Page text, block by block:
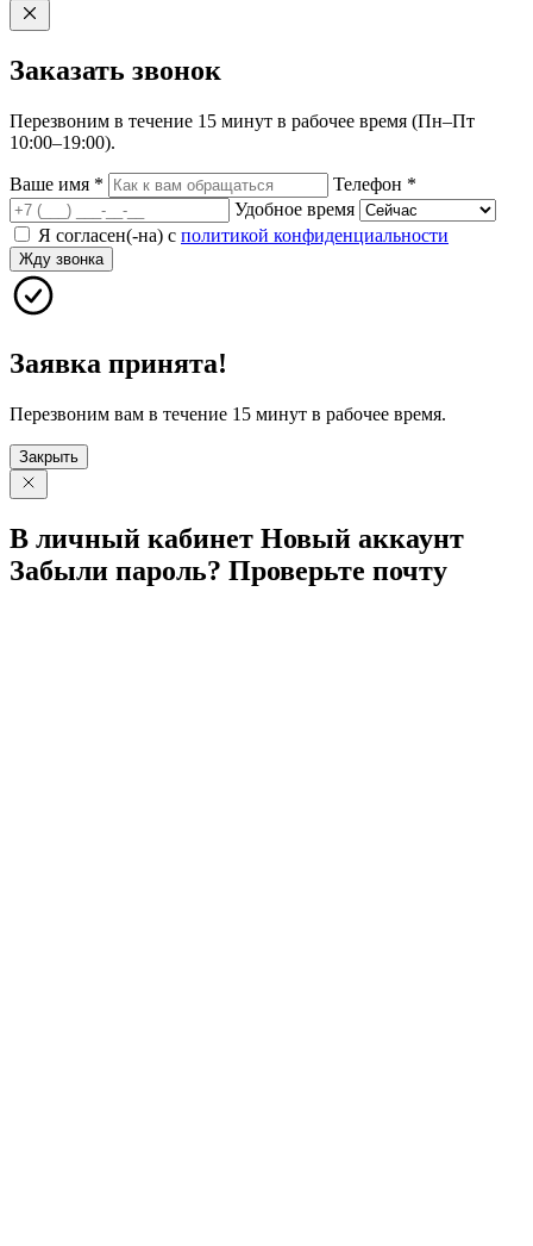
Заказать звонок
Перезвоним в течение 15 минут в рабочее время (Пн–Пт
10:00–19:00).
Ваше имя * Телефон *
Удобное время
Я согласен(-на) с политикой конфиденциальности
Жду звонка
Заявка принята!
Перезвоним вам в течение 15 минут в рабочее время.
Закрыть
В личный кабинет Новый аккаунт
Забыли пароль? Проверьте почту